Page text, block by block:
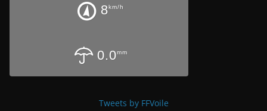
8km/h
0.0mm
Tweets by FFVoile